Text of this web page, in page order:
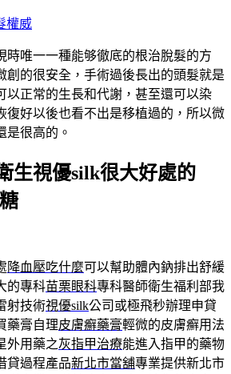
權威
時唯一一種能够徹底的根治脫髮的方
創的很安全，手術過後長出的頭髮就是
以正常的生長和代謝，甚至還可以染
復好以後也看不出是移植過的，所以微
是很高的。
生視優silk很大好處的
降血壓吃什麼可以幫助體內鈉排出舒緩
的專科苗栗眼科專科醫師衛生福利部我
射技術視優silk公司或極飛秒辦理申貸
藥膏自理皮膚癬藥膏輕微的皮膚癬用法
外用藥之灰指甲治療能進入指甲的藥物
貸過程產品新北市當舖專業提供新北市